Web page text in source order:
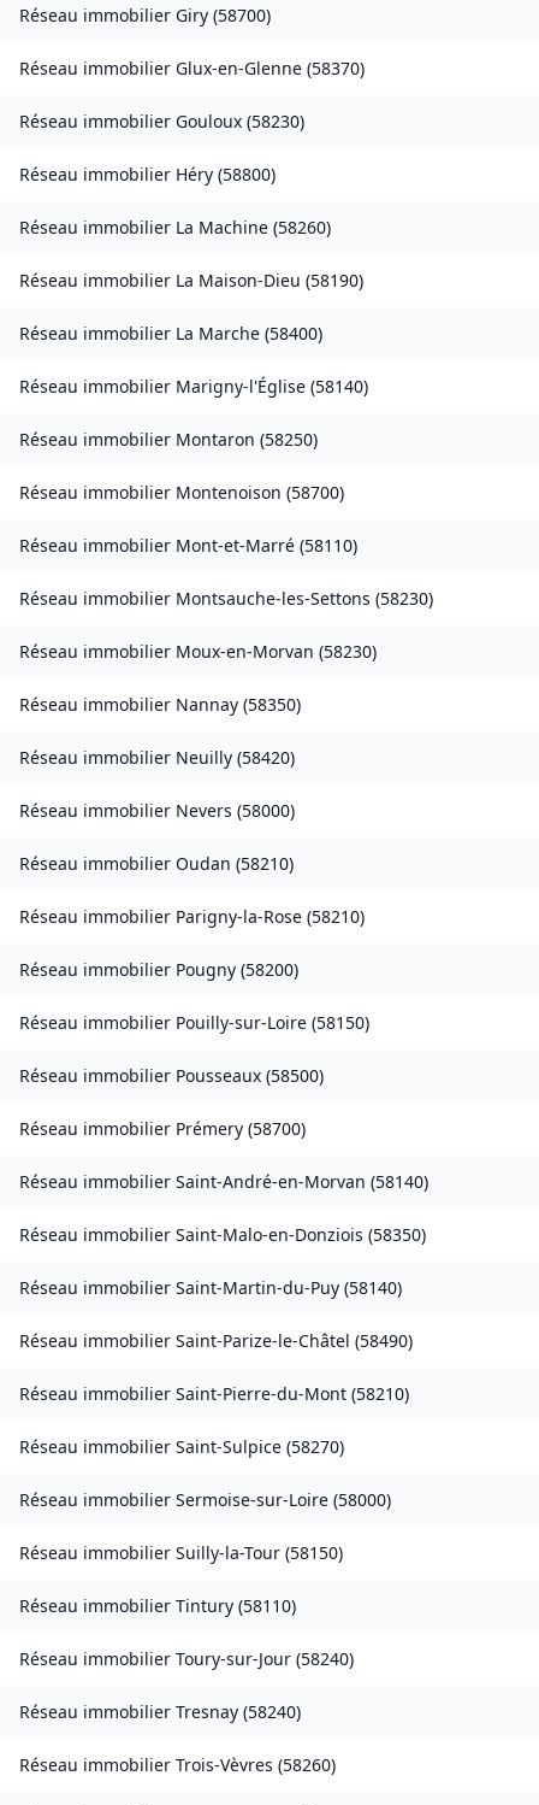
Réseau immobilier Giry (58700)
Réseau immobilier Glux-en-Glenne (58370)
Réseau immobilier Gouloux (58230)
Réseau immobilier Héry (58800)
Réseau immobilier La Machine (58260)
Réseau immobilier La Maison-Dieu (58190)
Réseau immobilier La Marche (58400)
Réseau immobilier Marigny-l'Église (58140)
Réseau immobilier Montaron (58250)
Réseau immobilier Montenoison (58700)
Réseau immobilier Mont-et-Marré (58110)
Réseau immobilier Montsauche-les-Settons (58230)
Réseau immobilier Moux-en-Morvan (58230)
Réseau immobilier Nannay (58350)
Réseau immobilier Neuilly (58420)
Réseau immobilier Nevers (58000)
Réseau immobilier Oudan (58210)
Réseau immobilier Parigny-la-Rose (58210)
Réseau immobilier Pougny (58200)
Réseau immobilier Pouilly-sur-Loire (58150)
Réseau immobilier Pousseaux (58500)
Réseau immobilier Prémery (58700)
Réseau immobilier Saint-André-en-Morvan (58140)
Réseau immobilier Saint-Malo-en-Donziois (58350)
Réseau immobilier Saint-Martin-du-Puy (58140)
Réseau immobilier Saint-Parize-le-Châtel (58490)
Réseau immobilier Saint-Pierre-du-Mont (58210)
Réseau immobilier Saint-Sulpice (58270)
Réseau immobilier Sermoise-sur-Loire (58000)
Réseau immobilier Suilly-la-Tour (58150)
Réseau immobilier Tintury (58110)
Réseau immobilier Toury-sur-Jour (58240)
Réseau immobilier Tresnay (58240)
Réseau immobilier Trois-Vèvres (58260)